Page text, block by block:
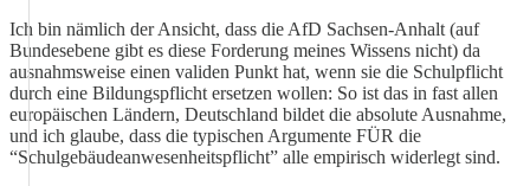
Ich bin nämlich der Ansicht, dass die AfD Sachsen-Anhalt (auf
Bundesebene gibt es diese Forderung meines Wissens nicht) da
ausnahmsweise einen validen Punkt hat, wenn sie die Schulpflicht
durch eine Bildungspflicht ersetzen wollen: So ist das in fast allen
europäischen Ländern, Deutschland bildet die absolute Ausnahme,
und ich glaube, dass die typischen Argumente FÜR die
“Schulgebäudeanwesenheitspflicht” alle empirisch widerlegt sind.